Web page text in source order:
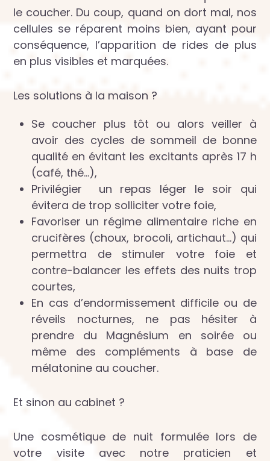
le coucher. Du coup, quand on dort mal, nos
cellules se réparent moins bien, ayant pour
conséquence, l’apparition de rides de plus
en plus visibles et marquées.
Les solutions à la maison ?
Se coucher plus tôt ou alors veiller à
avoir des cycles de sommeil de bonne
qualité en évitant les excitants après 17 h
(café, thé…),
Privilégier un repas léger le soir qui
évitera de trop solliciter votre foie,
Favoriser un régime alimentaire riche en
crucifères (choux, brocoli, artichaut…) qui
permettra de stimuler votre foie et
contre-balancer les effets des nuits trop
courtes,
En cas d’endormissement difficile ou de
réveils nocturnes, ne pas hésiter à
prendre du Magnésium en soirée ou
même des compléments à base de
mélatonine au coucher.
Et sinon au cabinet ?
Une cosmétique de nuit formulée lors de
votre visite avec notre praticien et